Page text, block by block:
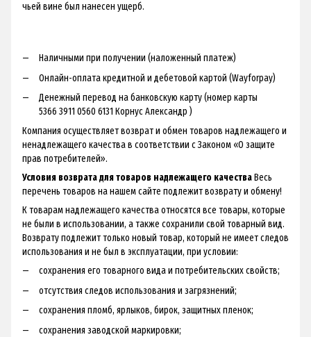
чьей вине был нанесен ущерб.
Наличными при получении (наложенный платеж)
Онлайн-оплата кредитной и дебетовой картой (Wayforpay)
Денежный перевод на банковскую карту (номер карты
5366 3911 0560 6131 Корнус Александр )
Компания осуществляет возврат и обмен товаров надлежащего и
ненадлежащего качества в соответствии с Законом «О защите
прав потребителей».
Условия возврата для товаров надлежащего качестваВесь
перечень товаров на нашем сайте подлежит возврату и обмену!
К товарам надлежащего качества относятся все товары, которые
не были в использовании, а также сохранили свой товарный вид.
Возврату подлежит только новый товар, который не имеет следов
использования и не был в эксплуатации, при условии:
сохранения его товарного вида и потребительских свойств;
отсутствия следов использования и загрязнений;
сохранения пломб, ярлыков, бирок, защитных пленок;
сохранения заводской маркировки;